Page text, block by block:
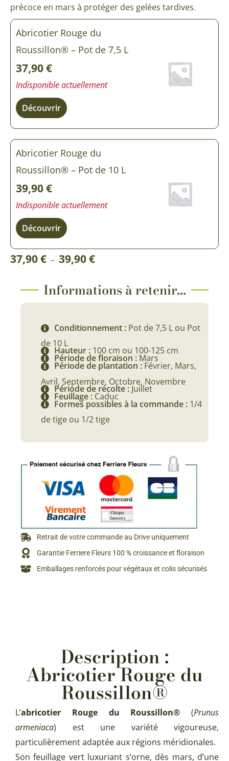
précoce en mars à protéger des gelées tardives.
Abricotier Rouge du
Roussillon® – Pot de 7,5 L
37,90€
Indisponible actuellement
Découvrir
Abricotier Rouge du
Roussillon® – Pot de 10 L
39,90€
Indisponible actuellement
Découvrir
37,90€ – 39,90€Plage
prix :
37,90 €
39,90 €
Informations à retenir...
Conditionnement : Pot de 7,5 L ou Pot
de 10 L
Hauteur : 100 cm ou 100-125 cm
Période de floraison : Mars
Période de plantation : Février, Mars,
Avril, Septembre, Octobre, Novembre
Période de récolte :Juillet
Feuillage : Caduc
Formes possibles à la commande : 1/4
de tige ou 1/2 tige
Retrait de votre commande au Drive uniquement
Garantie Ferriere Fleurs 100 % croissance et floraison
Emballages renforcés pour végétaux et colis sécurisés
Description :
Abricotier Rouge du
Roussillon®
L’abricotier Rouge du Roussillon® (Prunus
armeniaca) est une variété vigoureuse,
particulièrement adaptée aux régions méridionales.
Son feuillage vert luxuriant s’orne, dès mars, d’une